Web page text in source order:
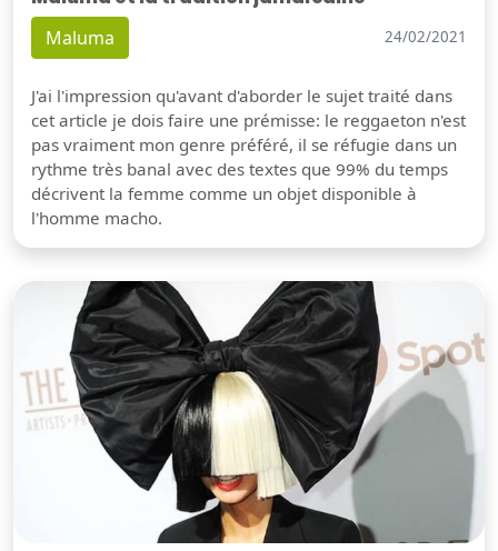
Maluma 24/02/2021
J'ai l'impression qu'avant d'aborder le sujet traité dans
cet article je dois faire une prémisse: le reggaeton n'est
pas vraiment mon genre préféré, il se réfugie dans un
rythme très banal avec des textes que 99% du temps
décrivent la femme comme un objet disponible à
l'homme macho.